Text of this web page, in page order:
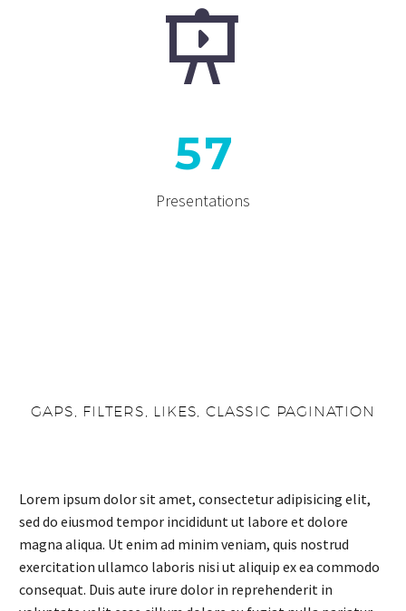


57
Presentations
GAPS, FILTERS, LIKES, CLASSIC PAGINATION
Lorem ipsum dolor sit amet, consectetur adipisicing elit,
sed do eiusmod tempor incididunt ut labore et dolore
magna aliqua. Ut enim ad minim veniam, quis nostrud
exercitation ullamco laboris nisi ut aliquip ex ea commodo
consequat. Duis aute irure dolor in reprehenderit in